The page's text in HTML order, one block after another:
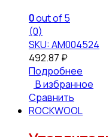
0out of 5
(0)
SKU: АМ004524
492.87 ₽
Подробнее
В избранное
Сравнить
ROCKWOOL